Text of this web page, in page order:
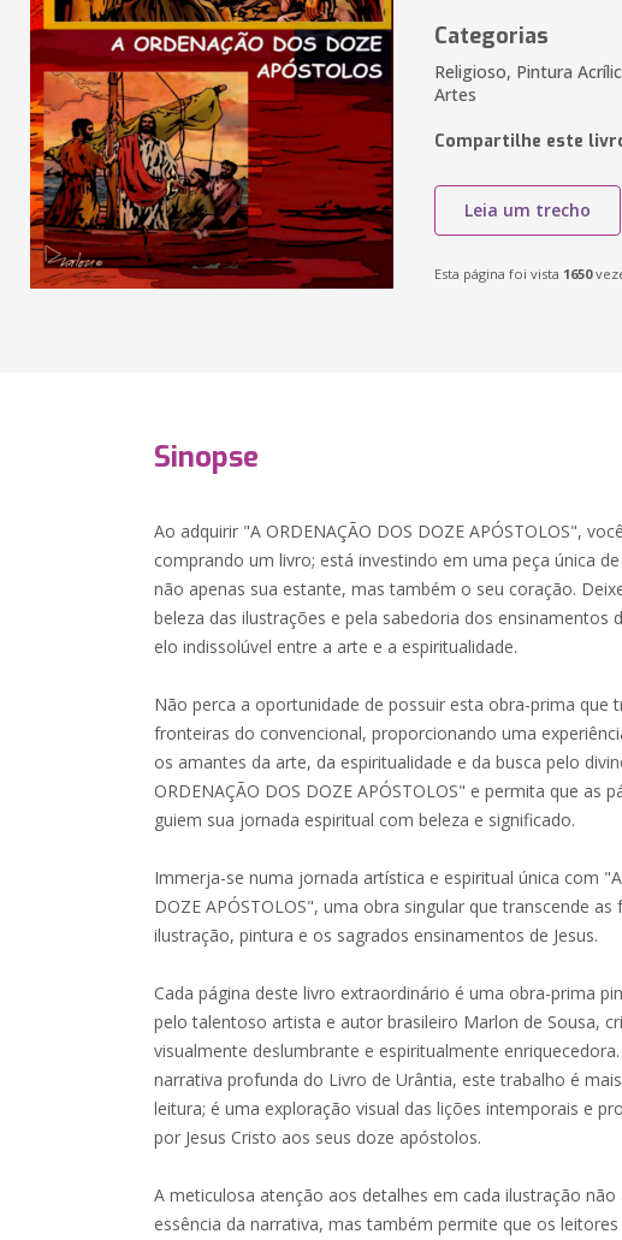
Categorias
Religioso, Pintura
Artes
Compartilhe este
Leia um trecho
Esta página foi vista 1650
Sinopse
Ao adquirir "A ORDENAÇÃO DOS DOZE APÓSTOLOS",
comprando um livro; está investindo em uma peça única
não apenas sua estante, mas também o seu coração.
beleza das ilustrações e pela sabedoria dos ensinamentos
elo indissolúvel entre a arte e a espiritualidade.
Não perca a oportunidade de possuir esta obra-prima que
fronteiras do convencional, proporcionando uma
os amantes da arte, da espiritualidade e da busca pelo
ORDENAÇÃO DOS DOZE APÓSTOLOS" e permita que as
guiem sua jornada espiritual com beleza e significado.
Immerja-se numa jornada artística e espiritual única com "A
DOZE APÓSTOLOS", uma obra singular que transcende
ilustração, pintura e os sagrados ensinamentos de Jesus.
Cada página deste livro extraordinário é uma obra-prima
pelo talentoso artista e autor brasileiro Marlon de Sousa,
visualmente deslumbrante e espiritualmente
narrativa profunda do Livro de Urântia, este trabalho é
leitura; é uma exploração visual das lições intemporais e
por Jesus Cristo aos seus doze apóstolos.
A meticulosa atenção aos detalhes em cada ilustração não
essência da narrativa, mas também permite que os